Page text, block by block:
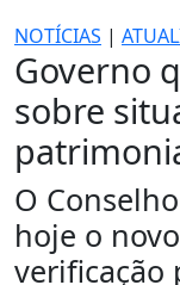
NOTÍCIAS |
Governo
sobre
O
hoje o
verificação